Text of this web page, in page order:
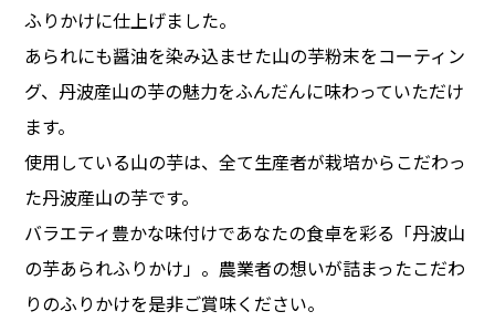
ふりかけに仕上げました。
あられにも醤油を染み込ませた山の芋粉末をコーティン
グ、丹波産山の芋の魅力をふんだんに味わっていただけ
ます。
使用している山の芋は、全て生産者が栽培からこだわっ
た丹波産山の芋です。
バラエティ豊かな味付けであなたの食卓を彩る「丹波山
の芋あられふりかけ」。農業者の想いが詰まったこだわ
りのふりかけを是非ご賞味ください。